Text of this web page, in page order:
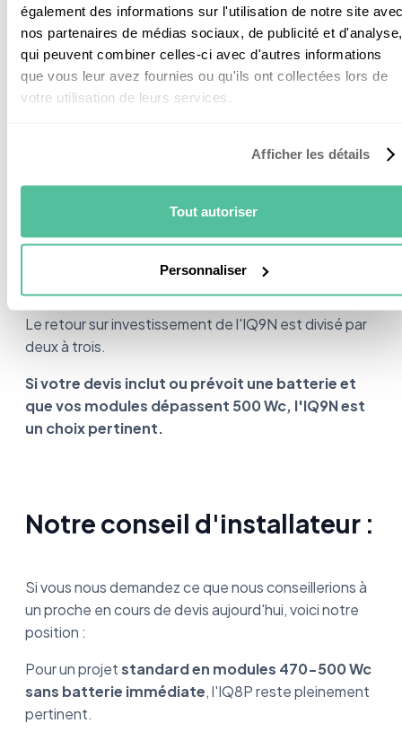
également des informations sur l'utilisation de notre site
nos partenaires de médias sociaux, de publicité et d'analyse,
qui peuvent combiner celles-ci avec d'autres informations
que vous leur avez fournies ou qu'ils ont collectées lors de
votre utilisation de leurs services.
Afficher les détails
Tout autoriser
Personnaliser
Voici pourquoi : sans batterie, chaque kWh perdu par
clipping est principalement de la production qui aurait
été revendue en surplus, au tarif d'achat (autour de
0,04 €/kWh en 2026). Avec batterie, ce même kWh
€/kWh selon votre contrat fournisseur).
configuration avec batterie. Sur un Profil 3 (modules
580-600 Wc), les 50-100 kWh perdus annuellement
représentent alors 12 à 25 € par an et par module, au
Le retour sur investissement de l'IQ9N est divisé par
deux à trois.
Si votre devis inclut ou prévoit une batterie et
que vos modules dépassent 500 Wc, l'IQ9N est
un choix pertinent.
Notre conseil d'installateur :
Si vous nous demandez ce que nous conseillerions à
un proche en cours de devis aujourd'hui, voici notre
position :
Pour un projetstandard en modules 470-500 Wc
sans batterie immédiate, l'IQ8P reste pleinement
pertinent.